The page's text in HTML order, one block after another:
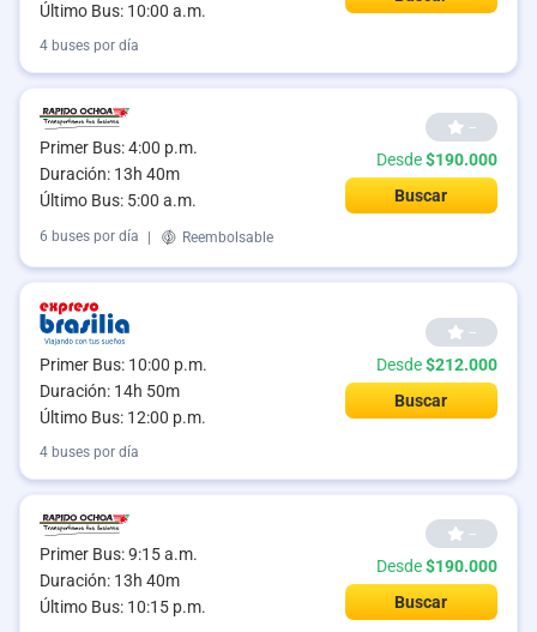
Último Bus: 10:00 a.m.
4 buses por día
Primer Bus: 4:00 p.m.
Duración: 13h 40m
Último Bus: 5:00 a.m.
--
Desde$190.000
Buscar
6 buses por día | Reembolsable
Primer Bus: 10:00 p.m.
Duración: 14h 50m
Último Bus: 12:00 p.m.
--
Desde$212.000
Buscar
4 buses por día
Primer Bus: 9:15 a.m.
Duración: 13h 40m
Último Bus: 10:15 p.m.
--
Desde$190.000
Buscar